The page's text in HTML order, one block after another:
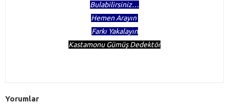
Bulabilirsiniz…
Hemen Arayın
Farkı Yakalayın
Kastamonu Gümüş Dedektör
Yorumlar